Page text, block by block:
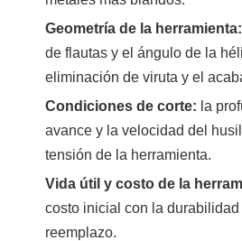
Geometría de la herramienta:
de flautas y el ángulo de la
eliminación de viruta y el
Condiciones de corte: la
avance y la velocidad del
tensión de la herramienta.
Vida útil y costo de la
costo inicial con la
reemplazo.